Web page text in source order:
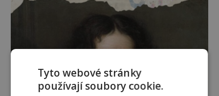
Tyto webové stránky
používají soubory cookie.